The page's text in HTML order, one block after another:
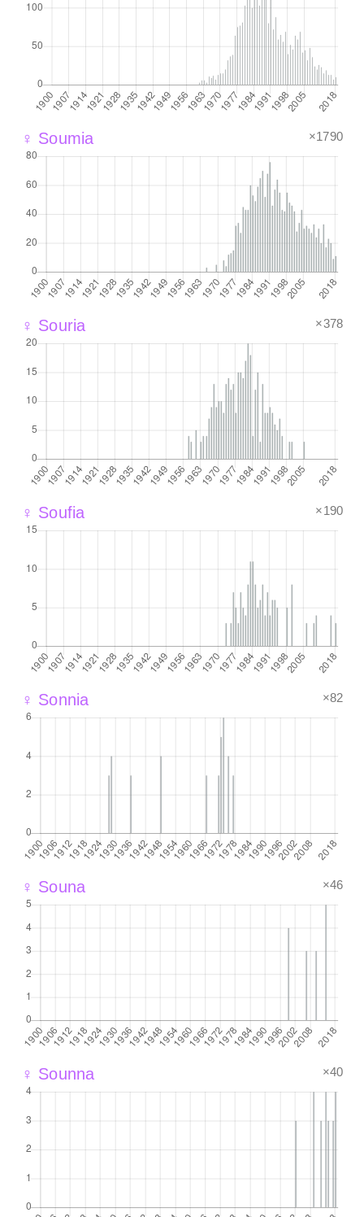
♀ Soumia ×1790
♀ Souria ×378
♀ Soufia ×190
♀ Sonnia ×82
♀ Souna ×46
♀ Sounna ×40